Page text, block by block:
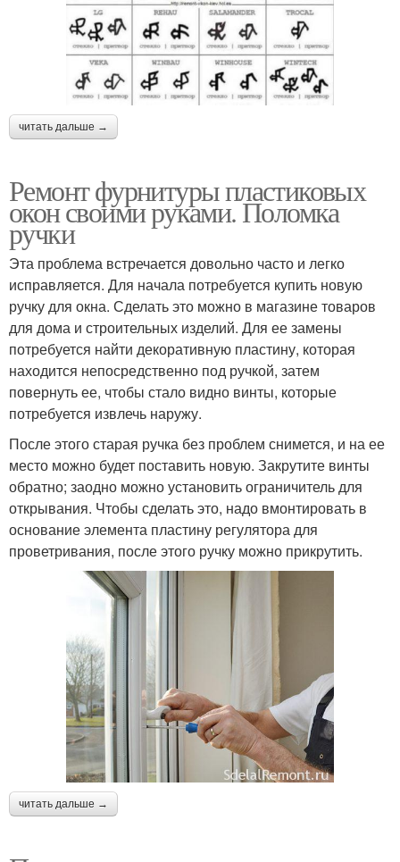
читать дальше →
Ремонт фурнитуры пластиковых
окон своими руками. Поломка
ручки
Эта проблема встречается довольно часто и легко
исправляется. Для начала потребуется купить новую
ручку для окна. Сделать это можно в магазине товаров
для дома и строительных изделий. Для ее замены
потребуется найти декоративную пластину, которая
находится непосредственно под ручкой, затем
повернуть ее, чтобы стало видно винты, которые
потребуется извлечь наружу.
После этого старая ручка без проблем снимется, и на ее
место можно будет поставить новую. Закрутите винты
обратно; заодно можно установить ограничитель для
открывания. Чтобы сделать это, надо вмонтировать в
основание элемента пластину регулятора для
проветривания, после этого ручку можно прикрутить.
читать дальше →